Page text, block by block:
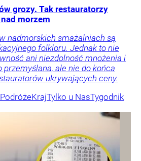
grozy. Tak restauratorzy
morzem
nadmorskich smażalniach są
folkloru. Jednak to nie
ani niezdolność mnożenia i
przemyślana, ale nie do końca
ukrywających ceny.
PodróżeKrajTylko u NasTygodnik